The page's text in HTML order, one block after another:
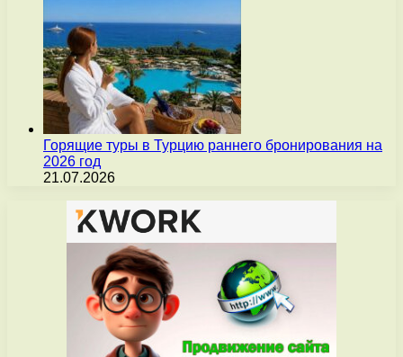
Горящие туры в Турцию раннего бронирования на
2026 год
21.07.2026